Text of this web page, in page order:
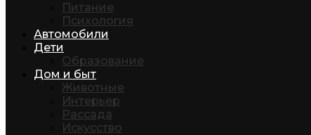
Питание
Психология
Автомобили
Дети
Образование
Дом и быт
Животные
Интерьер
Рассада
Искусство